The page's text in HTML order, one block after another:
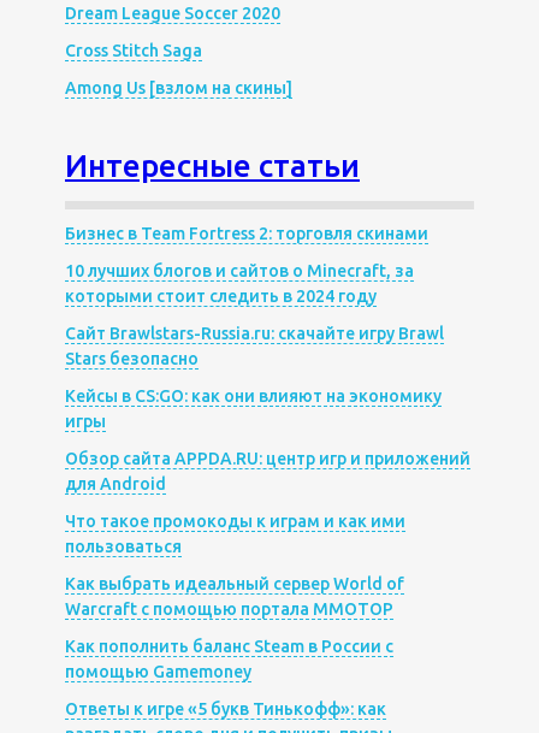
Dream League Soccer 2020
Cross Stitch Saga
Among Us [взлом на скины]
Интересные статьи
Бизнес в Team Fortress 2: торговля скинами
10 лучших блогов и сайтов о Minecraft, за
которыми стоит следить в 2024 году
Сайт Brawlstars-Russia.ru: скачайте игру Brawl
Stars безопасно
Кейсы в CS:GO: как они влияют на экономику
игры
Обзор сайта APPDA.RU: центр игр и приложений
для Android
Что такое промокоды к играм и как ими
пользоваться
Как выбрать идеальный сервер World of
Warcraft с помощью портала MMOTOP
Как пополнить баланс Steam в России с
помощью Gamemoney
Ответы к игре «5 букв Тинькофф»: как